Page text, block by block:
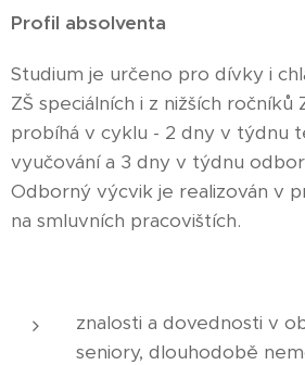
Profil absolventa
Studium je určeno pro dívky i
ZŠ speciálních i z nižších ročníků
probíhá v cyklu - 2 dny v týdnu
vyučování a 3 dny v týdnu
Odborný výcvik je realizován v
na smluvních pracovištích.
znalosti a dovednosti v
seniory, dlouhodobě